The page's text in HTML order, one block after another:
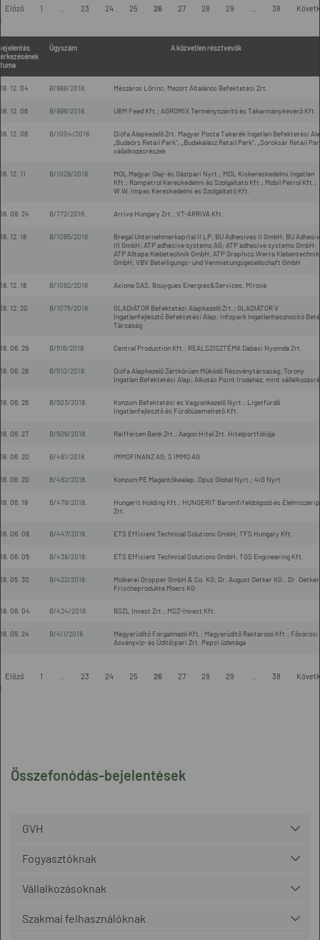
Összefonódás-bejelentések
GVH
Fogyasztóknak
Vállalkozásoknak
Szakmai felhasználóknak
Előző 1 23 24 25 26 27 28 29 38
Ügyszám A közvetlen résztvevők
12. 04 B/988/2018. Mészáros Lőrinc; Mezort Általános Befektetési Zrt.
12. 06 B/998/2018. UBM Feed Kft.; AGROMIX Terményszárító és Takarmánykeverő Kft.
12. 06 B/1004/2018.
Diófa Alapkezelő Zrt. Magyar Posta Takarék Ingatlan Befektetési
„Budaörs Retail Park”, „Budakalász Retail Park”, „Soroksár Retail
vállalkozásrészek
12. 11 B/1028/2018.
MOL Magyar Olaj- és Gázipari Nyrt.; MOL Kiskereskedelmi Ingatlan
Kft.; Rompetrol Kereskedelmi és Szolgáltató Kft.; Mobil Petrol Kft.;
W.W. Impex Kereskedelmi és Szolgáltató Kft.
09. 24 B/772/2018. Arriva Hungary Zrt.; VT-ARRIVA Kft.
12. 18 B/1065/2018.
Bregal Unternehmerkapital II LP; BU Adhesives II GmbH; BU
III GmbH; ATP adhesive systems AG; ATP adhesive systems GmbH;
ATP Alltape Klebetechnik GmbH; ATP Graphics Werra Klebentechnik
GmbH; VBV Beteiligungs- und Vermietungsgesellschaft GmbH
12. 18 B/1062/2018. Axione SAS, Bouygues Energies&Services, Mirova
12. 20 B/1075/2018.
GLADIÁTOR Befektetési Alapkezelő Zrt.; GLADIÁTOR V
Ingatlanfejlesztő Befektetési Alap; Infopark Ingatlanhasznosító
Társaság
06. 29 B/516/2018. Central Production Kft.; REÁLSZISZTÉMA Dabasi Nyomda Zrt.
06. 28 B/510/2018.
Diófa Alapkezelő Zártkörűen Működő Részvénytársaság; Torony
Ingatlan Befektetési Alap; Alkotás Point Irodaház, mint
06. 26 B/503/2018.
Konzum Befektetési és Vagyonkezelő Nyrt.; Ligetfürdő
Ingatlanfejlesztő és Fürdőüzemeltető Kft.
06. 27 B/506/2018. Raiffeisen Bank Zrt.; Aegon Hitel Zrt. Hitelportfóliója
06. 20 B/481/2018. IMMOFINANZ AG; S IMMO AG
06. 20 B/482/2018. Konzum PE Magántőkealap, Opus Global Nyrt.; 4iG Nyrt.
06. 19 B/479/2018.
Hungerit Holding Kft.; HUNGERIT Baromfifeldolgozó és
Zrt.
06. 08 B/447/2018. ETS Efficient Technical Solutions GmbH; TFS Hungary Kft.
06. 05 B/438/2018. ETS Efficient Technical Solutions GmbH; TGS Engineering Kft.
05. 30 B/422/2018.
Molkerei Gropper GmbH & Co. KG; Dr. August Oetker KG., Dr. Oetker
Frischeprodukte Moers KG
06. 04 B/424/2018. BSZL Invest Zrt.; MSZ-Invest Kft.
05. 24 B/411/2018.
Magyarüdítő Forgalmazó Kft.; Magyarüdítő Raktározó Kft.; Fővárosi
Ásványvíz- és Üdítőipari Zrt. Pepsi üzletága
Előző 1 23 24 25 26 27 28 29 38